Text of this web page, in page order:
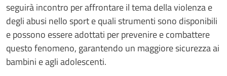
seguirà incontro per affrontare il tema della violenza e
degli abusi nello sport e quali strumenti sono disponibili
e possono essere adottati per prevenire e combattere
questo fenomeno, garantendo un maggiore sicurezza ai
bambini e agli adolescenti.